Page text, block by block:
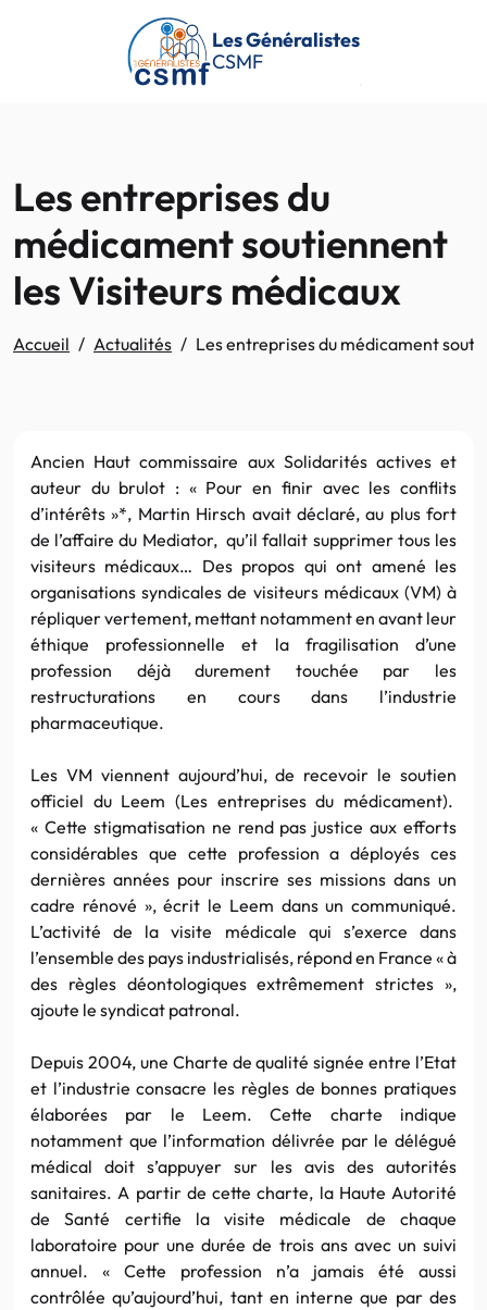
Passer au contenu principal
Les Généralistes
CSMF
Les entreprises du
médicament soutiennent
les Visiteurs médicaux
Accueil Actualités Les entreprises du médicament
Ancien Haut commissaire aux Solidarités actives et
auteur du brulot : « Pour en finir avec les conflits
d’intérêts »*, Martin Hirsch avait déclaré, au plus fort
de l’affaire du Mediator, qu’il fallait supprimer tous les
visiteurs médicaux… Des propos qui ont amené les
organisations syndicales de visiteurs médicaux (VM) à
répliquer vertement, mettant notamment en avant leur
éthique professionnelle et la fragilisation d’une
profession déjà durement touchée par les
restructurations en cours dans l’industrie
pharmaceutique.
Les VM viennent aujourd’hui, de recevoir le soutien
officiel du Leem (Les entreprises du médicament).
« Cette stigmatisation ne rend pas justice aux efforts
considérables que cette profession a déployés ces
dernières années pour inscrire ses missions dans un
cadre rénové », écrit le Leem dans un communiqué.
L’activité de la visite médicale qui s’exerce dans
l’ensemble des pays industrialisés, répond en France « à
des règles déontologiques extrêmement strictes »,
ajoute le syndicat patronal.
Depuis 2004, une Charte de qualité signée entre l’Etat
et l’industrie consacre les règles de bonnes pratiques
élaborées par le Leem. Cette charte indique
notamment que l’information délivrée par le délégué
médical doit s’appuyer sur les avis des autorités
sanitaires. A partir de cette charte, la Haute Autorité
de Santé certifie la visite médicale de chaque
laboratoire pour une durée de trois ans avec un suivi
annuel. « Cette profession n’a jamais été aussi
contrôlée qu’aujourd’hui, tant en interne que par des